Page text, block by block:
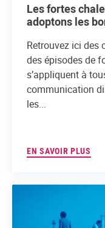
Les fortes
adoptons les
Retrouvez ici des
des épisodes de
s’appliquent à
communication
les...
EN SAVOIR PLUS